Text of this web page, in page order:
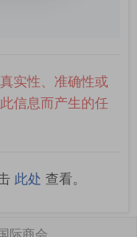
实性、准确性或
信息而产生的任
此处 查看。
际商会